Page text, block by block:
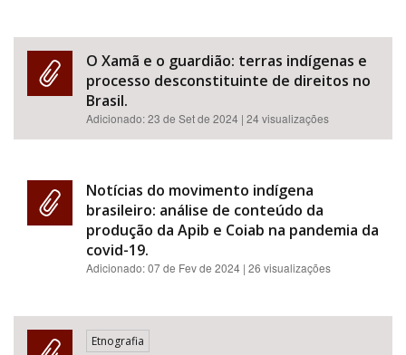
O Xamã e o guardião: terras indígenas e
processo desconstituinte de direitos no
Brasil.
Adicionado:23 de Set de 2024 | 24 visualizações
Notícias do movimento indígena
brasileiro: análise de conteúdo da
produção da Apib e Coiab na pandemia da
covid-19.
Adicionado:07 de Fev de 2024 | 26 visualizações
Etnografia